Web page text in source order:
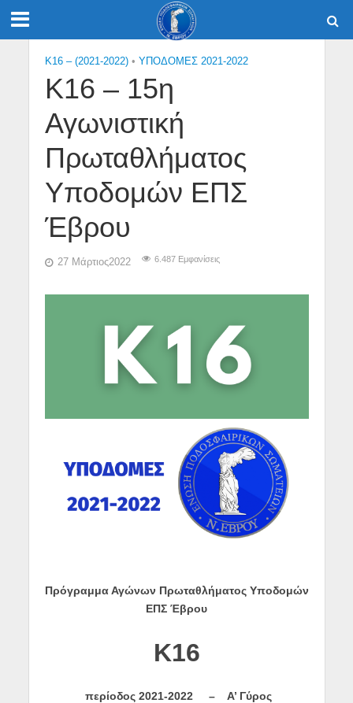
K16 – (2021-2022) • ΥΠΟΔΟΜΕΣ 2021-2022
Κ16 – 15η
Αγωνιστική
Πρωταθλήματος
Υποδομών ΕΠΣ
Έβρου
27 Μάρτιος2022 6.487 Εμφανίσεις
Πρόγραμμα Αγώνων Πρωταθλήματος Υποδομών
ΕΠΣ Έβρου
K16
περίοδος 2021-2022 – Α’ Γύρος